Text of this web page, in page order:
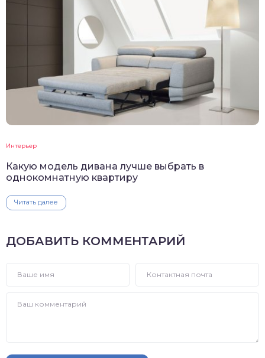
Интерьер
Какую модель дивана лучше выбрать в
однокомнатную квартиру
Читать далее
ДОБАВИТЬ КОММЕНТАРИЙ